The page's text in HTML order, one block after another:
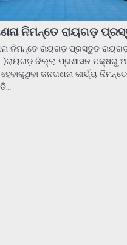
ନିମନ୍ତେ ରାୟଗଡ଼
ନିମନ୍ତେ ରାୟଗଡ଼ ପ୍ରସ୍ତୁତ
)ରାୟଗଡ଼ ଜିଲ୍ଲା ପ୍ରଶାସନ ପକ୍ଷରୁ
ଜନଗଣନା କାର୍ଯ୍ୟ